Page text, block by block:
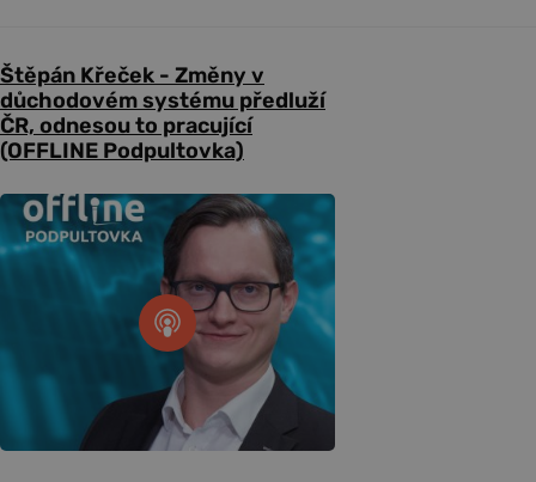
Štěpán Křeček - Změny v
důchodovém systému předluží
ČR, odnesou to pracující
(OFFLINE Podpultovka)